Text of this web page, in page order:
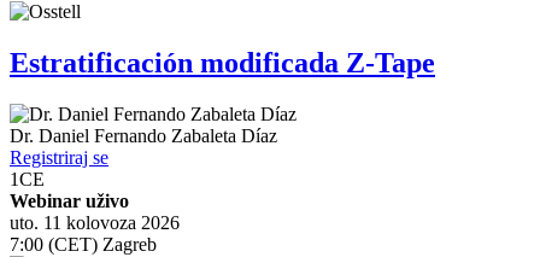
Estratificación modificada Z-Tape
Dr. Daniel Fernando Zabaleta Díaz
Registriraj se
1CE
Webinar uživo
uto. 11 kolovoza 2026
7:00 (CET) Zagreb